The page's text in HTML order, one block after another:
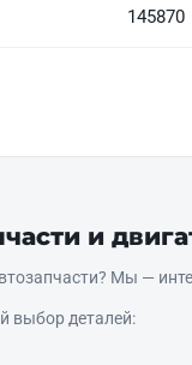
145870
и
Мы —
выбор деталей: